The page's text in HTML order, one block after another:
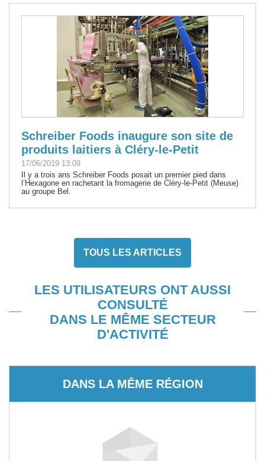
Schreiber Foods inaugure son site de
produits laitiers à Cléry-le-Petit
17/06/2019 13:09
Il y a trois ans Schreiber Foods posait un premier pied dans
l’Hexagone en rachetant la fromagerie de Cléry-le-Petit (Meuse)
au groupe Bel.
TOUS LES ARTICLES
LES UTILISATEURS ONT AUSSI
CONSULTÉ
DANS LE MÊME SECTEUR
D'ACTIVITÉ
DANS LA MÊME RÉGION